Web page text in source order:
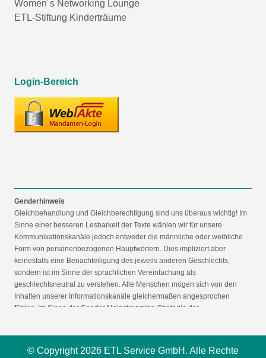
Women´s Networking Lounge
ETL-Stiftung Kinderträume
Login-Bereich
Genderhinweis
Gleichbehandlung und Gleichberechtigung sind uns überaus wichtig! Im
Sinne einer besseren Lesbarkeit der Texte wählen wir für unsere
Kommunikationskanäle jedoch entweder die männliche oder weibliche
Form von personenbezogenen Hauptwörtern. Dies impliziert aber
keinesfalls eine Benachteiligung des jeweils anderen Geschlechts,
sondern ist im Sinne der sprachlichen Vereinfachung als
geschlechtsneutral zu verstehen. Alle Menschen mögen sich von den
Inhalten unserer Informationskanäle gleichermaßen angesprochen
fühlen. Im Sinne der Gender Mainstreaming-Strategie der
© Copyright 2026 ETL Service GmbH. Alle Rechte